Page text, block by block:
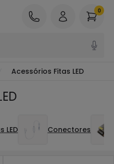
0
Acessórios Fitas LED
LED Conectores